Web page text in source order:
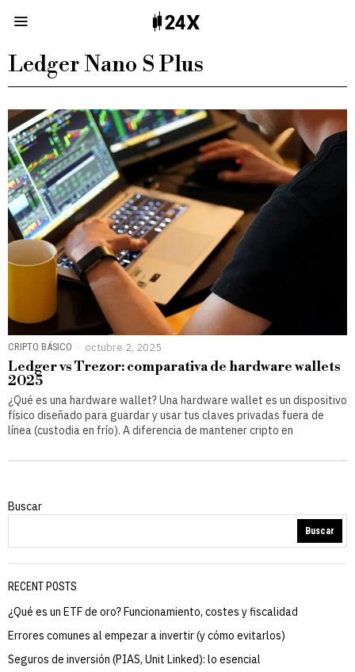
Ledger Nano S Plus
CRIPTO BÁSICO octubre 2, 2025
Ledger vs Trezor: comparativa de hardware wallets
2025
¿Qué es una hardware wallet? Una hardware wallet es un dispositivo
físico diseñado para guardar y usar tus claves privadas fuera de
línea (custodia en frío). A diferencia de mantener cripto en
Buscar
Buscar
RECENT POSTS
¿Qué es un ETF de oro? Funcionamiento, costes y fiscalidad
Errores comunes al empezar a invertir (y cómo evitarlos)
Seguros de inversión (PIAS, Unit Linked): lo esencial